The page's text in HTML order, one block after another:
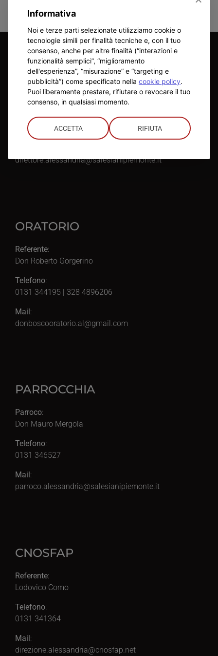
ISTITUTO
Direttore:
Don Mauro Mergola
Telefono:
0131 344195
direttore.alessandria@salesianipiemonte.it
ORATORIO
Referente:
Don Roberto Gorgerino
Telefono:
0131 344195 | 328 4896206
Mail:
donboscooratorio.al@gmail.com
PARROCCHIA
Parroco:
Don Mauro Mergola
Telefono:
0131 346527
Mail:
parroco.alessandria@salesianipiemonte.it
CNOSFAP
Referente:
Lodovico Como
Telefono:
0131 341364
Mail:
direzione.alessandria@cnosfap.net
Informativa
Noi e terze parti selezionate utilizziamo cookie o
tecnologie simili per finalità tecniche e, con il tuo
consenso, anche per altre finalità (“interazioni e
funzionalità semplici”, “miglioramento
dell'esperienza”, “misurazione” e “targeting e
pubblicità”) come specificato nella cookie policy.
Puoi liberamente prestare, rifiutare o revocare il tuo
consenso, in qualsiasi momento.
ACCETTA RIFIUTA